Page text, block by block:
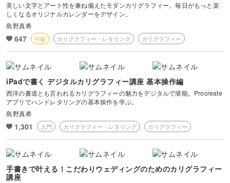
美しい文字とアート性を兼ね備えたモダンカリグラフィー。毎日がもっと楽
しくなるオリジナルカレンダーをデザイン。
島野真希
647 中級 カリグラフィー・レタリング カリグラフィー
iPadで書く デジタルカリグラフィー講座 基本操作編
西洋の書道とも言われるカリグラフィーの魅力をデジタルで堪能。Procreate
アプリでハンドレタリングの基本操作を学ぶ。
島野真希
1,301 入門 カリグラフィー・レタリング カリグラフィー
手書きで叶える！こだわりウェディングのためのカリグラフィー
講座